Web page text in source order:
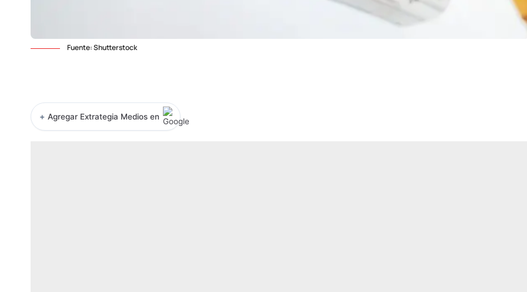
Fuente: Shutterstock
+ Agregar Extrategia Medios en